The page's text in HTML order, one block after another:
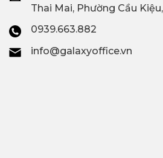
Thai Mai, Phường Cầu
0939.663.882
info@galaxyoffice.vn